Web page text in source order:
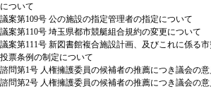
について
議案第109号 公の施設の指定管理者の指定について
議案第110号 埼玉県都市競艇組合規約の変更について
議案第111号 新図書館複合施設計画、及びこれに係る
投票条例の制定について
諮問第1号 人権擁護委員の候補者の推薦につき議会の
諮問第2号 人権擁護委員の候補者の推薦につき議会の